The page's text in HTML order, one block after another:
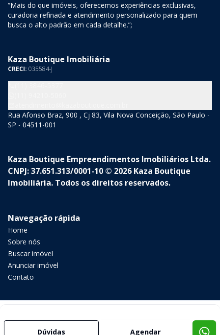
Dúvidas Agendar
“Mais do que imóveis, oferecemos experiências exclusivas,
curadoria refinada e atendimento personalizado para quem
busca o alto padrão em cada detalhe.”;
Kaza Boutique Imobiliária
CRECI: 035584-J
Rua Afonso Braz, 900 , Cj 83, Vila Nova Conceição, São Paulo -
SP - 04511-001
Kaza Boutique Empreendimentos Imobiliários Ltda.
CNPJ: 37.651.313/0001-10 © 2026 Kaza Boutique
Imobiliária. Todos os direitos reservados.
Navegação rápida
Home
Sobre nós
Buscar imóvel
Anunciar imóvel
Contato
Selo de Tecnologia Loft